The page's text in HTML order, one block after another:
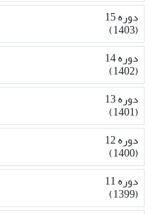
دوره 15
(1403)
دوره 14
(1402)
دوره 13
(1401)
دوره 12
(1400)
دوره 11
(1399)